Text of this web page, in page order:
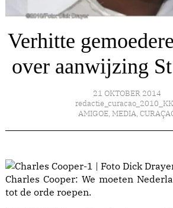
Verhitte
over aanwijzing
21 OKTOBER 2014
AMIGOE, MEDIA,
Charles Cooper: We moeten
tot de orde roepen.